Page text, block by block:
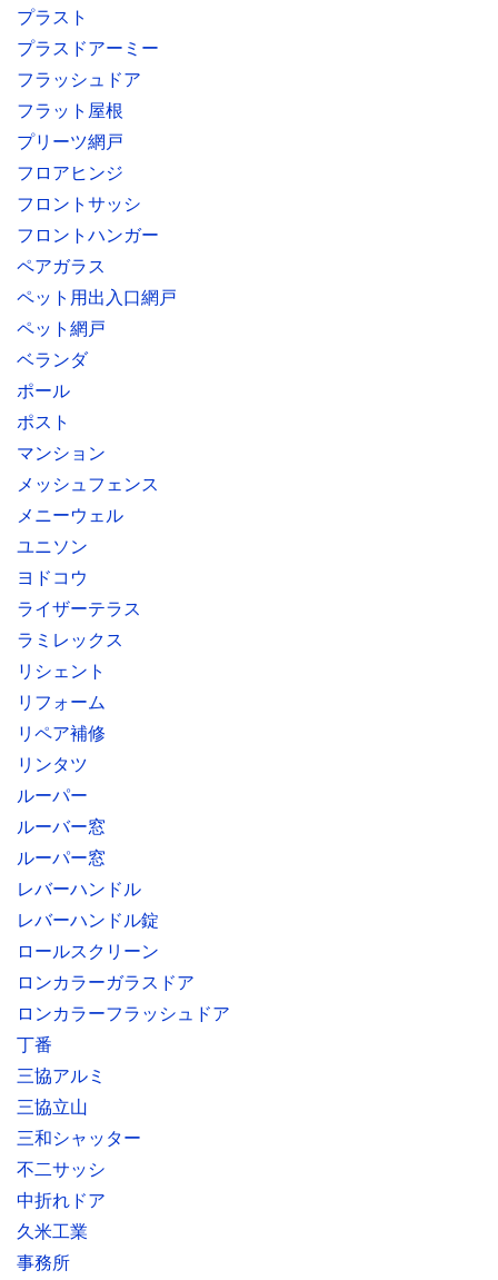
プラスト
プラスドアーミー
フラッシュドア
フラット屋根
プリーツ網戸
フロアヒンジ
フロントサッシ
フロントハンガー
ペアガラス
ペット用出入口網戸
ペット網戸
ベランダ
ポール
ポスト
マンション
メッシュフェンス
メニーウェル
ユニソン
ヨドコウ
ライザーテラス
ラミレックス
リシェント
リフォーム
リペア補修
リンタツ
ルーパー
ルーバー窓
ルーパー窓
レバーハンドル
レバーハンドル錠
ロールスクリーン
ロンカラーガラスドア
ロンカラーフラッシュドア
丁番
三協アルミ
三協立山
三和シャッター
不二サッシ
中折れドア
久米工業
事務所